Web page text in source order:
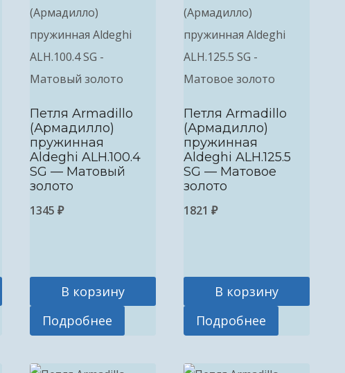
Петля Armadillo
(Армадилло)
пружинная
Aldeghi ALH.100.4
SG — Матовый
золото
1345₽
В корзину
Подробнее
Петля Armadillo
(Армадилло)
пружинная
Aldeghi ALH.125.5
SG — Матовое
золото
1821₽
В корзину
Подробнее